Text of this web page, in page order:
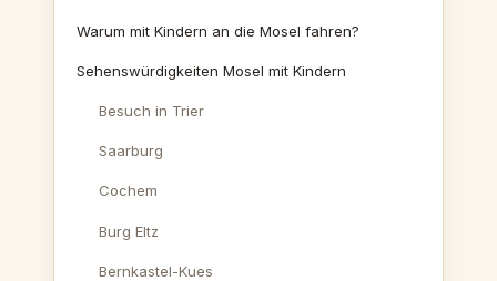
Warum mit Kindern an die Mosel fahren?
Sehenswürdigkeiten Mosel mit Kindern
Besuch in Trier
Saarburg
Cochem
Burg Eltz
Bernkastel-Kues